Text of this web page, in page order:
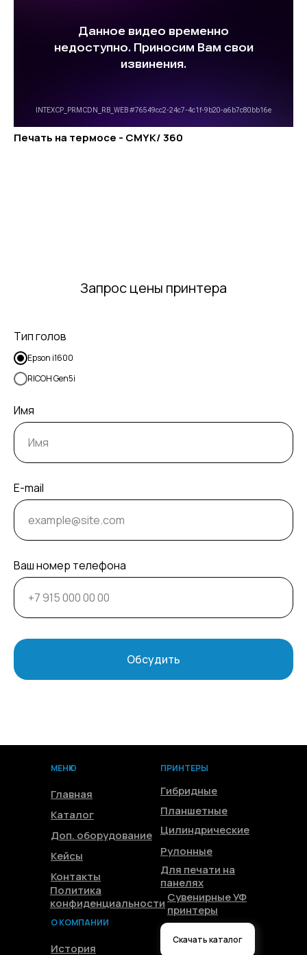
Печать на термосе - CMYK/ 360
Запрос цены принтера
Тип голов
Epson i1600
RICOH Gen5i
Имя
E-mail
Ваш номер телефона
Обсудить
Главная
МЕНЮ
Каталог
Доп. оборудование
Кейсы
Контакты
Политика
конфиденциальности
Гибридные
ПРИНТЕРЫ
Планшетные
Цилиндрические
Для печати на
панелях
Сувенирные УФ
принтеры
История
О КОМПАНИИ
Скачать каталог
Рулонные